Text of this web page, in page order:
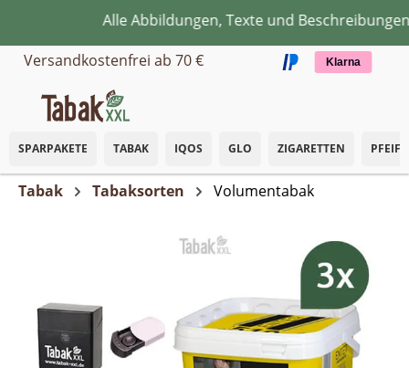
Zum Hauptinhalt springen
Alle Abbildungen, Texte und Beschreibungen
Versandkostenfrei ab 70 €
Klarna
SPARPAKETE TABAK IQOS GLO ZIGARETTEN
Tabak Tabaksorten Volumentabak